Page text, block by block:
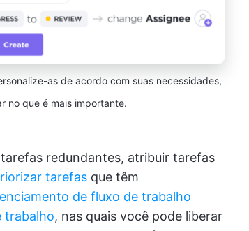
as de acordo com suas necessidades,
no que é mais importante.
redundantes, atribuir tarefas
tarefas que têm
de fluxo de trabalho
trabalho, nas quais você pode liberar